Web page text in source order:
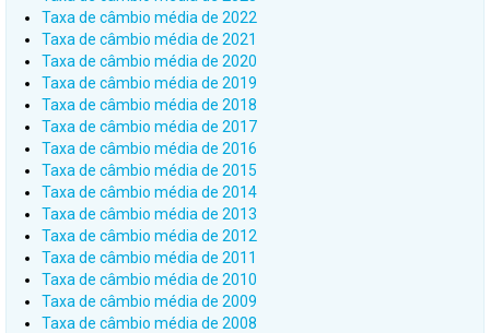
Taxa de câmbio média de 2022
Taxa de câmbio média de 2021
Taxa de câmbio média de 2020
Taxa de câmbio média de 2019
Taxa de câmbio média de 2018
Taxa de câmbio média de 2017
Taxa de câmbio média de 2016
Taxa de câmbio média de 2015
Taxa de câmbio média de 2014
Taxa de câmbio média de 2013
Taxa de câmbio média de 2012
Taxa de câmbio média de 2011
Taxa de câmbio média de 2010
Taxa de câmbio média de 2009
Taxa de câmbio média de 2008